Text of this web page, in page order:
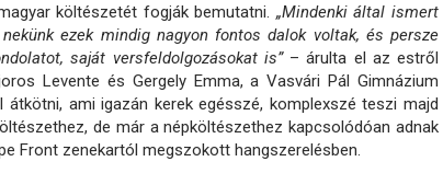
költészetét fogják bemutatni. „Mindenki által ismert
ezek mindig nagyon fontos dalok voltak, és persze
saját versfeldolgozásokat is”– árulta el az estről
Levente és Gergely Emma, a Vasvári Pál Gimnázium
átkötni, ami igazán kerek egésszé, komplexszé teszi majd
de már a népköltészethez kapcsolódóan adnak
Front zenekartól megszokott hangszerelésben.